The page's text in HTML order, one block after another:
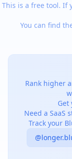
This is a free tool. If
You can find
Rank higher
Get
Need a SaaS
Track your